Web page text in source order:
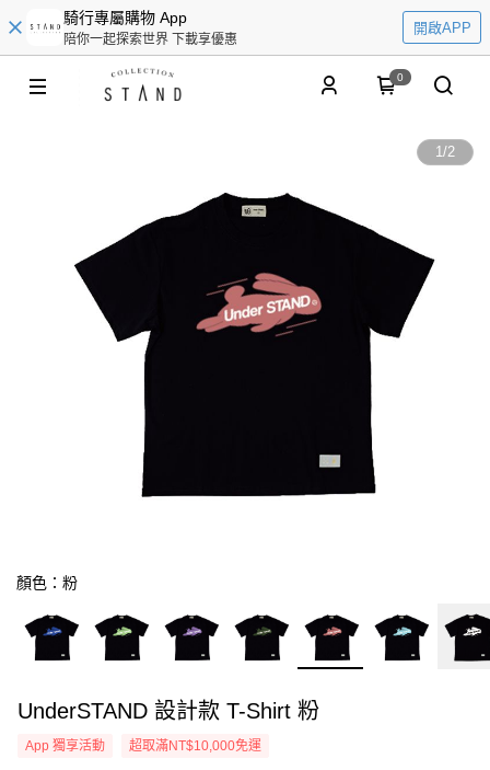
騎行專屬購物 App
陪你一起探索世界 下載享優惠
開啟APP
0
1/2
顏色：粉
UnderSTAND 設計款 T-Shirt 粉
App 獨享活動 超取滿NT$10,000免運